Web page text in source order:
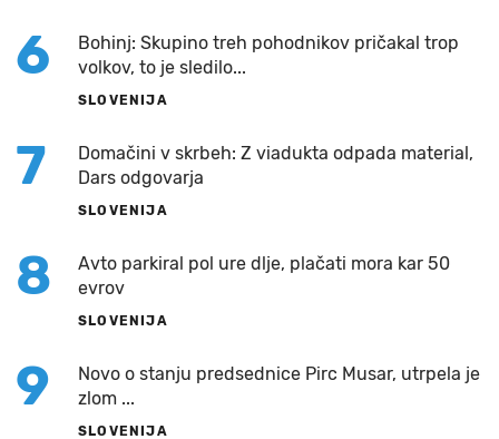
6
Bohinj: Skupino treh pohodnikov pričakal trop
volkov, to je sledilo...
SLOVENIJA
7
Domačini v skrbeh: Z viadukta odpada material,
Dars odgovarja
SLOVENIJA
8
Avto parkiral pol ure dlje, plačati mora kar 50
evrov
SLOVENIJA
9
Novo o stanju predsednice Pirc Musar, utrpela je
zlom ...
SLOVENIJA